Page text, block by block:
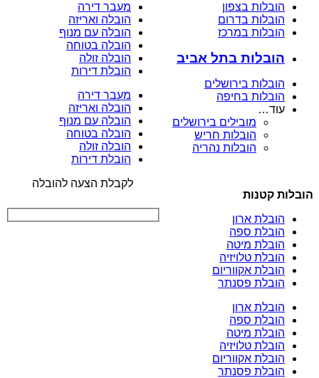
הובלות בצפון
הובלות בדרום
הובלות במרכז
הובלות בתל אביב
הובלות בירושלים
הובלות בחיפה
עוד…
מובילים בירושלים
הובלות חריש
הובלות נהריה
מעבר דירה
הובלה ואריזה
הובלה עם מנוף
הובלה בטוחה
הובלה זולה
הובלת דירות
מעבר דירה
הובלה ואריזה
הובלה עם מנוף
הובלה בטוחה
הובלה זולה
הובלת דירות
הובלות קטנות
הובלת ארון
הובלת ספה
הובלת מיטה
הובלת טלויזיה
הובלת אקווריום
הובלת פסנתר
הובלת ארון
הובלת ספה
הובלת מיטה
הובלת טלויזיה
הובלת אקווריום
הובלת פסנתר
לקבלת הצעה להובלה